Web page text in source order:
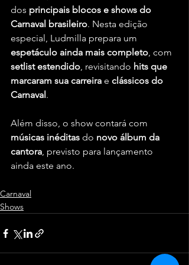
dos principais blocos e shows do
Carnaval brasileiro. Nesta edição
especial, Ludmilla prepara um
espetáculo ainda mais completo, com
setlist estendido, revisitando hits que
marcaram sua carreira e clássicos do
Carnaval .
Além disso, o show contará com
músicas inéditas do novo álbum da
cantora, previsto para lançamento
ainda este ano.
Carnaval
Shows